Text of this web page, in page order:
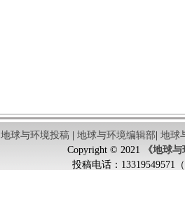
地球与环境投稿 |地球与环境编辑部 |地球
Copyright © 2021
《地球
投稿电话： 13319549571